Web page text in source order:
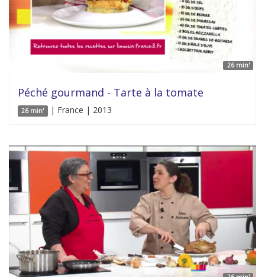
26 min'
Péché gourmand - Tarte à la tomate
26 min' | France | 2013